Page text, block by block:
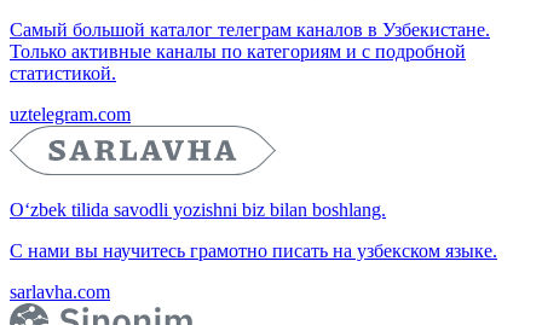
Самый большой каталог телеграм каналов в Узбекистане.
Только активные каналы по категориям и с подробной
статистикой.
uztelegram.com
O‘zbek tilida savodli yozishni biz bilan boshlang.
С нами вы научитесь грамотно писать на узбекском языке.
sarlavha.com